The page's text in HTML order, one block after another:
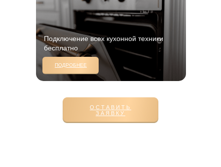
Подключение всех кухонной техники
бесплатно
ПОДРОБНЕЕ
ОСТАВИТЬ
ЗАЯВКУ